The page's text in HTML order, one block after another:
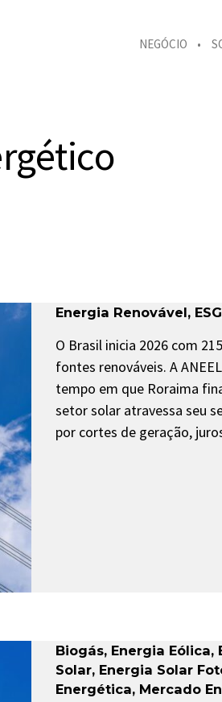
NEGÓCIO
Energia Renovável, ESG
O Brasil inicia 2026 com
fontes renováveis. A
tempo em que Roraima
setor solar atravessa seu
por cortes de geração,
Biogás, Energia Eólica,
Solar, Energia Solar
Energética, Mercado